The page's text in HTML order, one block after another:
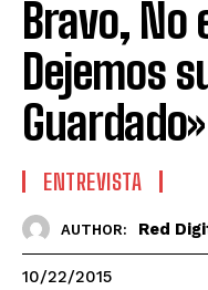
Bravo, No
Dejemos
Guardado»
ENTREVISTA
AUTHOR: Red
10/22/2015